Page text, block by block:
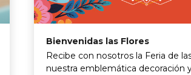
Bienvenidas las Flores
Recibe con nosotros la Feria de
nuestra emblemática decoración